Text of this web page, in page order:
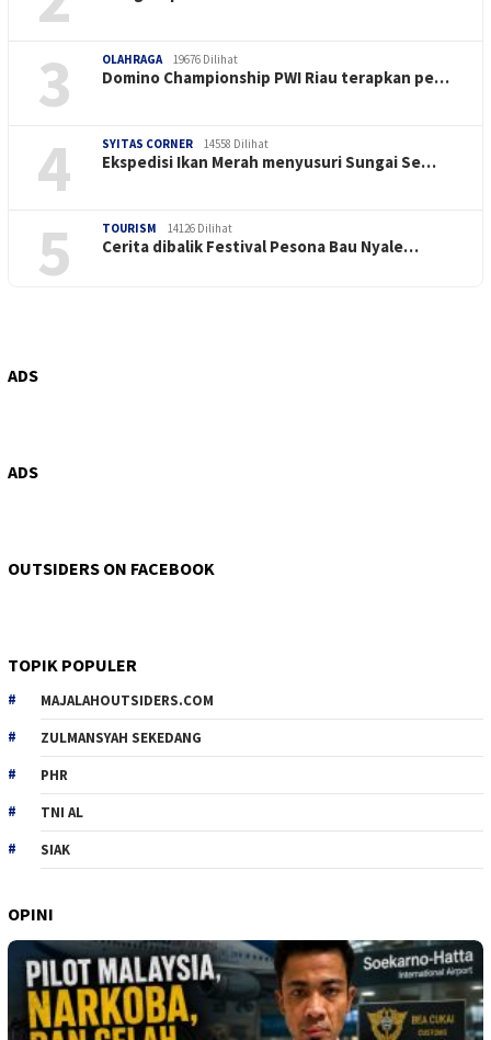
3 OLAHRAGA 19676 Dilihat
Domino Championship PWI Riau terapkan pe…
4 SYITAS CORNER 14558 Dilihat
Ekspedisi Ikan Merah menyusuri Sungai Se…
5 TOURISM 14126 Dilihat
Cerita dibalik Festival Pesona Bau Nyale…
ADS
ADS
OUTSIDERS ON FACEBOOK
TOPIK POPULER
MAJALAHOUTSIDERS.COM
ZULMANSYAH SEKEDANG
PHR
TNI AL
SIAK
OPINI